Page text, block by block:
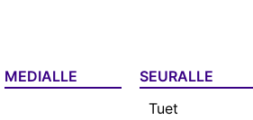
MEDIALLE
SEURALLE
Tuet